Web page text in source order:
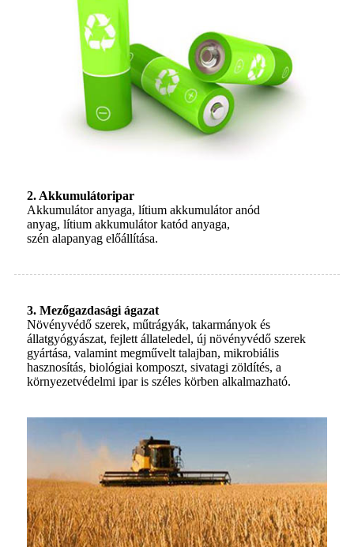
2. Akkumulátoripar
Akkumulátor anyaga, lítium akkumulátor anód
anyag, lítium akkumulátor katód anyaga,
szén alapanyag előállítása.
3. Mezőgazdasági ágazat
Növényvédő szerek, műtrágyák, takarmányok és
állatgyógyászat, fejlett állateledel, új növényvédő szerek
gyártása, valamint megművelt talajban, mikrobiális
hasznosítás, biológiai komposzt, sivatagi zöldítés, a
környezetvédelmi ipar is széles körben alkalmazható.